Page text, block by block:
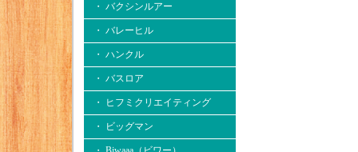
・ バクシンルアー
・ バレーヒル
・ ハンクル
・ バスロア
・ ヒフミクリエイティング
・ ビッグマン